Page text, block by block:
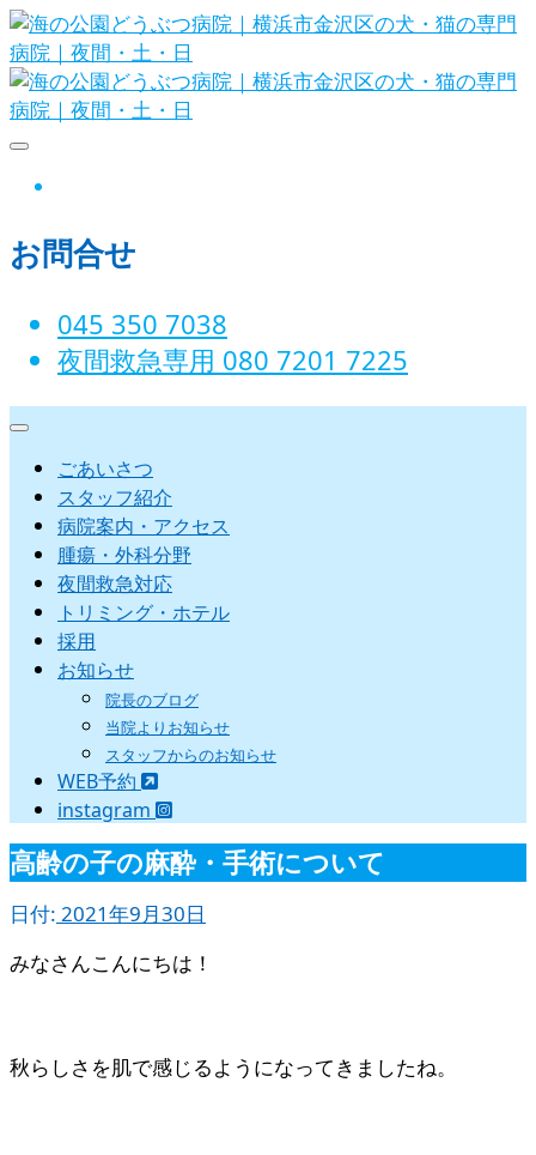
Skip
to
content
日
お問合せ
045 350 7038‬
夜間救急専用 080 7201 7225‬
ごあいさつ
スタッフ紹介
病院案内・アクセス
腫瘍・外科分野
夜間救急対応
トリミング・ホテル
採用
お知らせ
院長のブログ
当院よりお知らせ
スタッフからのお知らせ
WEB予約
instagram
高齢の子の麻酔・手術について
日付: 2021年9月30日
みなさんこんにちは！
秋らしさを肌で感じるようになってきましたね。